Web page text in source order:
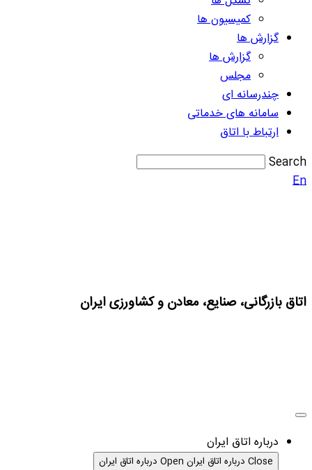
کمیسیون ها
گزارش ها
گزارش ها
مجلس
چندرسانه ای
سامانه های خدماتی
ارتباط با اتاق
Search
En
اتاق بازرگانی، صنایع، معادن و کشاورزی ایران
درباره اتاق ایران
Close درباره اتاق ایران Open درباره اتاق ایران